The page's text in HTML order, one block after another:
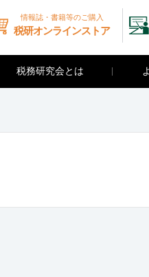
情報誌・書籍等のご購入
税研オンラインストア
税務研究会とは